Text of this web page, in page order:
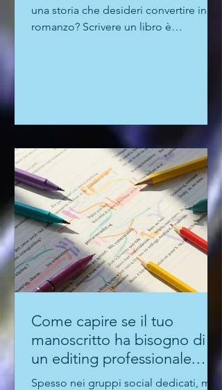
una storia che desideri convertire in un
romanzo? Scrivere un libro è
Come capire se il tuo
manoscritto ha bisogno di
un editing professionale.
Guida per autori "seri"
Spesso nei gruppi social dedicati, mi